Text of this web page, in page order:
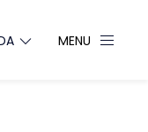
MENU